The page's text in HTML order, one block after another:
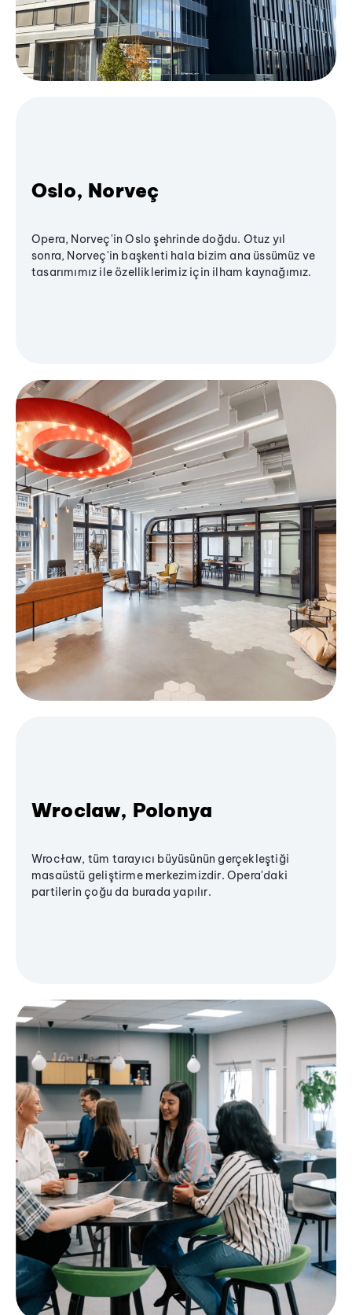
Oslo, Norveç
Opera, Norveç'in Oslo şehrinde doğdu. Otuz yıl
sonra, Norveç'in başkenti hala bizim ana üssümüz ve
tasarımımız ile özelliklerimiz için ilham kaynağımız.
Wroclaw, Polonya
Wrocław, tüm tarayıcı büyüsünün gerçekleştiği
masaüstü geliştirme merkezimizdir. Opera'daki
partilerin çoğu da burada yapılır.